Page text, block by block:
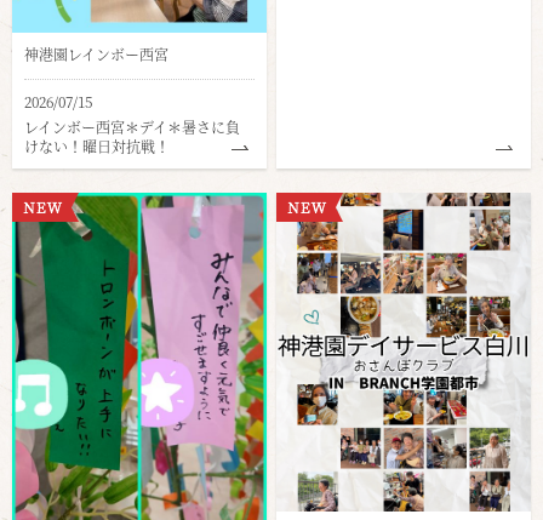
神港園レインボー西宮
2026/07/15
レインボー西宮＊デイ＊暑さに負
けない！曜日対抗戦！